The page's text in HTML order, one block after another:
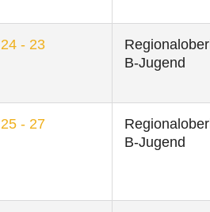
24 - 23
B-Jugend
25 - 27
B-Jugend